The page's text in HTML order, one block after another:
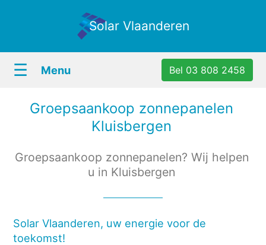
Solar Vlaanderen
☰ Menu Bel 03 808 2458
Groepsaankoop zonnepanelen
Kluisbergen
Groepsaankoop zonnepanelen? Wij helpen
u in Kluisbergen
Solar Vlaanderen, uw energie voor de
toekomst!